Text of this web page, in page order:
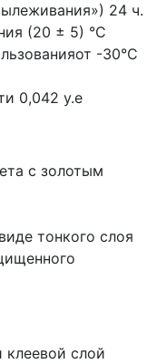
24 ч.
(20 ± 5) °C
-30°С
0,042 у.е
с золотым
тонкого слоя
клеевой слой